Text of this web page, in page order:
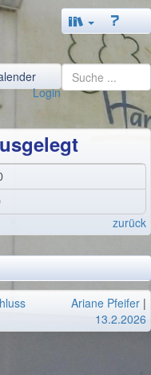
Login
zurück
Ariane Pfeifer |
13.2.2026